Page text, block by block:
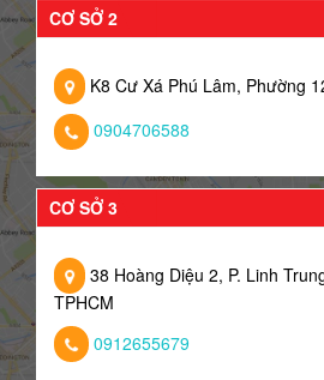
CƠ SỞ 2
K8 Cư Xá Phú Lâm, Phường
0904706588
CƠ SỞ 3
38 Hoàng Diệu 2, P. Linh
TPHCM
0912655679